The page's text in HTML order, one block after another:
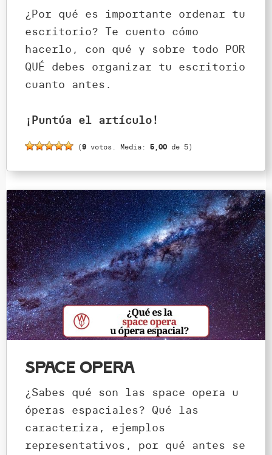
¿Por qué es importante ordenar tu
escritorio? Te cuento cómo
hacerlo, con qué y sobre todo POR
QUÉ debes organizar tu escritorio
cuanto antes.
¡Puntúa el artículo!
(9 votos. Media: 5,00 de 5)
Space Opera
¿Sabes qué son las space opera u
óperas espaciales? Qué las
caracteriza, ejemplos
representativos, por qué antes se